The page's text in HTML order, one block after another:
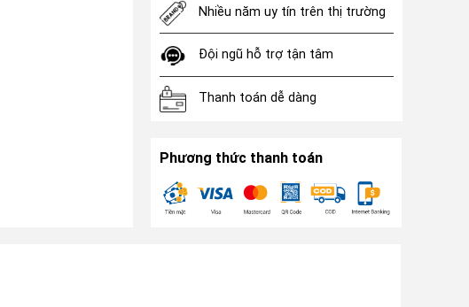
Nhiều năm uy tín trên thị trường
Đội ngũ hỗ trợ tận tâm
Thanh toán dễ dàng
Phương thức thanh toán